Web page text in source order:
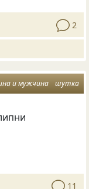
2
и мужчина шутка
11